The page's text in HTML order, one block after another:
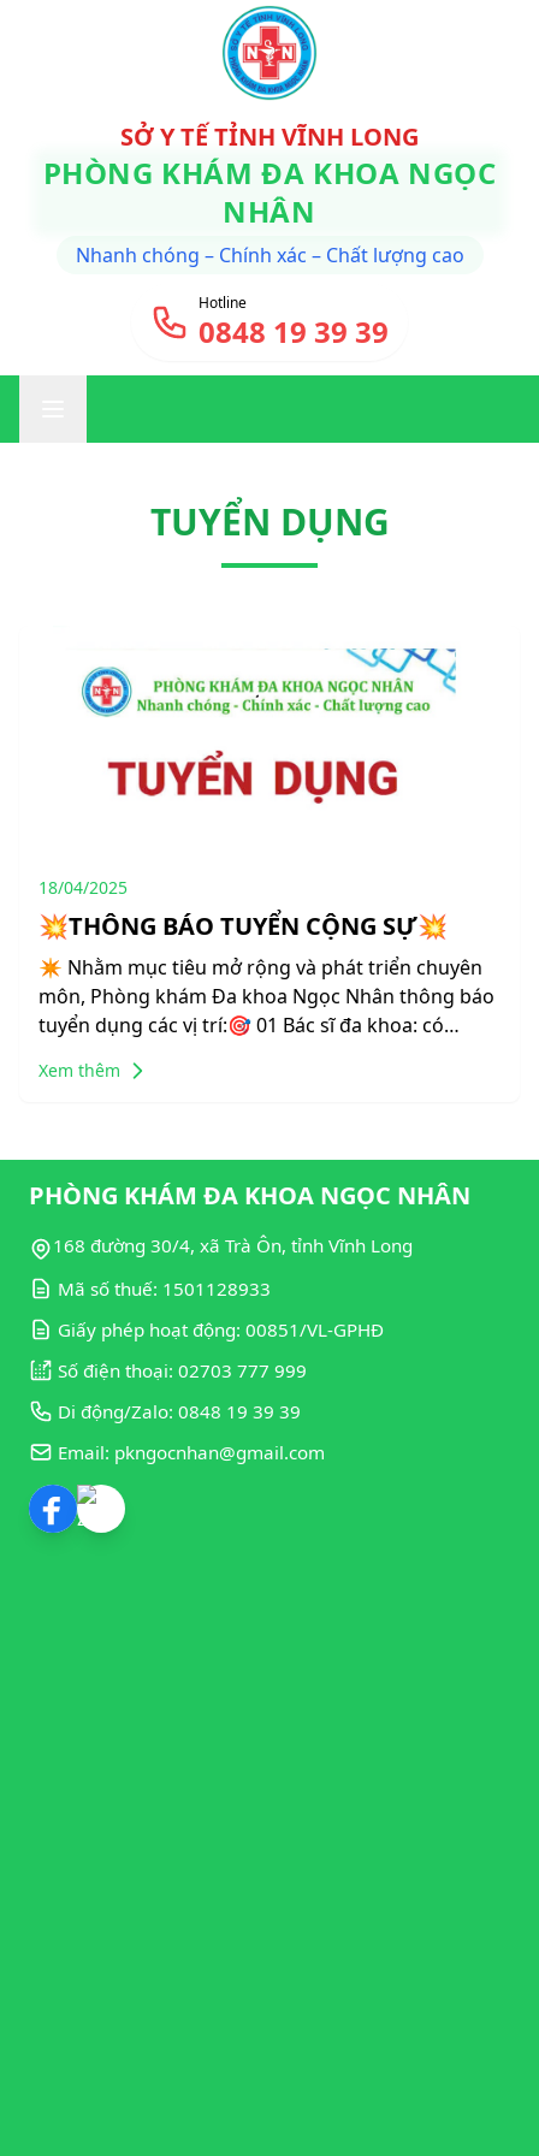
SỞ Y TẾ TỈNH VĨNH LONG
PHÒNG KHÁM ĐA KHOA NGỌC
NHÂN
Nhanh chóng – Chính xác – Chất lượng cao
Hotline
0848 19 39 39
TUYỂN DỤNG
18/04/2025
💥THÔNG BÁO TUYỂN CỘNG SỰ💥
✴️ Nhằm mục tiêu mở rộng và phát triển chuyên
môn, Phòng khám Đa khoa Ngọc Nhân thông báo
tuyển dụng các vị trí:🎯 01 Bác sĩ đa khoa: có
Xem thêm
PHÒNG KHÁM ĐA KHOA NGỌC NHÂN
168 đường 30/4, xã Trà Ôn, tỉnh Vĩnh Long
Mã số thuế: 1501128933
Giấy phép hoạt động: 00851/VL-GPHĐ
Số điện thoại: 02703 777 999
Di động/Zalo: 0848 19 39 39
Email: pkngocnhan@gmail.com